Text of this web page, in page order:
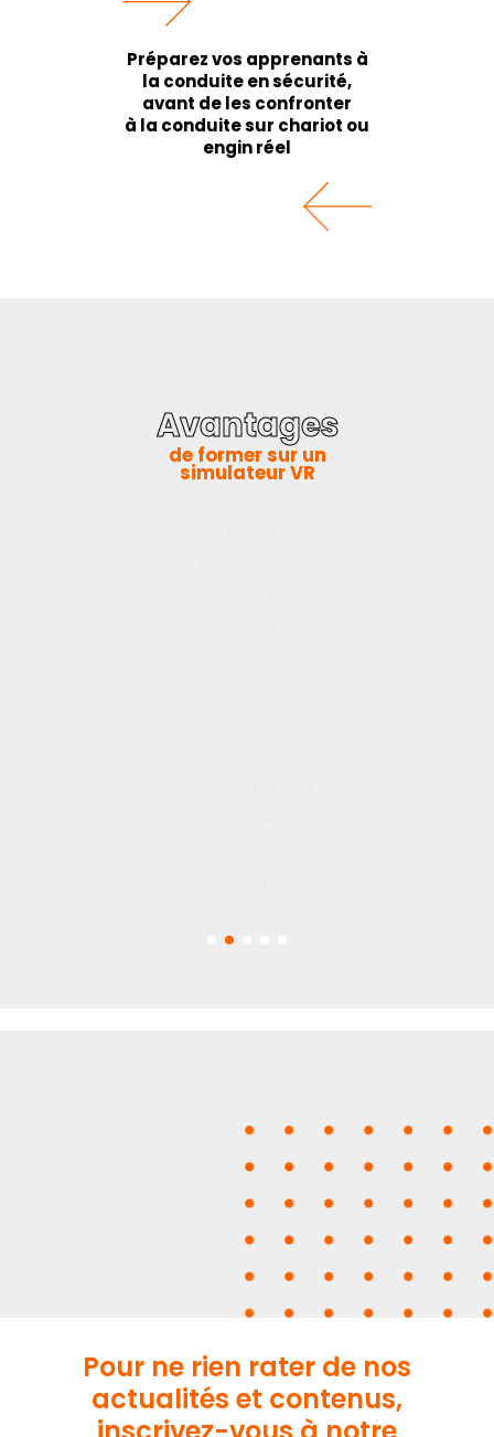
Préparez vos apprenants à
la conduite en sécurité,
avant de les confronter
à la conduite sur chariot ou
engin réel
Avantages
de former sur un
simulateur VR
Pour ne rien rater de nos
actualités et contenus,